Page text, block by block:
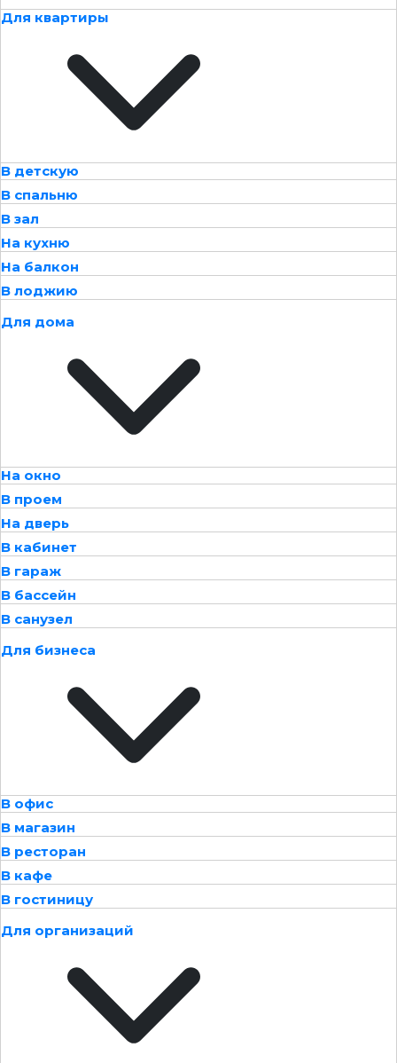
Для квартиры
В детскую
В спальню
В зал
На кухню
На балкон
В лоджию
Для дома
На окно
В проем
На дверь
В кабинет
В гараж
В бассейн
В санузел
Для бизнеса
В офис
В магазин
В ресторан
В кафе
В гостиницу
Для организаций